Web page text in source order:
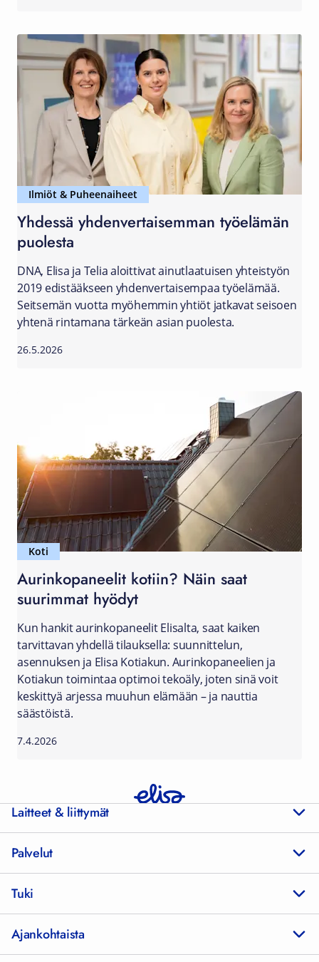
Ilmiöt & Puheenaiheet
Yhdessä yhdenvertaisemman työelämän
puolesta
DNA, Elisa ja Telia aloittivat ainutlaatuisen yhteistyön
2019 edistääkseen yhdenvertaisempaa työelämää.
Seitsemän vuotta myöhemmin yhtiöt jatkavat seisoen
yhtenä rintamana tärkeän asian puolesta.
26.5.2026
Koti
Aurinkopaneelit kotiin? Näin saat
suurimmat hyödyt
Kun hankit aurinkopaneelit Elisalta, saat kaiken
tarvittavan yhdellä tilauksella: suunnittelun,
asennuksen ja Elisa Kotiakun. Aurinkopaneelien ja
Kotiakun toimintaa optimoi tekoäly, joten sinä voit
keskittyä arjessa muuhun elämään – ja nauttia
säästöistä.
7.4.2026
Laitteet & liittymät
Palvelut
Tuki
Ajankohtaista